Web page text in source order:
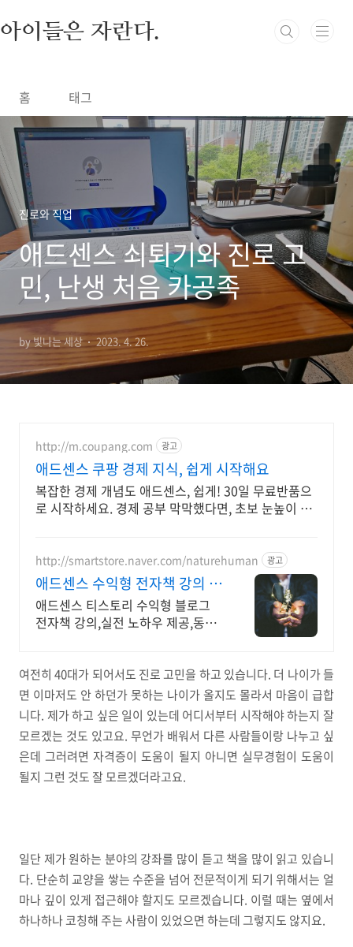
아이들은 자란다.
홈 태그
진로와 직업
애드센스 쇠퇴기와 진로 고
민, 난생 처음 카공족
by 빛나는 세상 2023. 4. 26.
http://m.coupang.com 광고
애드센스 쿠팡 경제 지식, 쉽게 시작해요
복잡한 경제 개념도 애드센스, 쉽게! 30일 무료반품으
로 시작하세요. 경제 공부 막막했다면, 초보 눈높이 책
http://smartstore.naver.com/naturehuman 광고
애드센스 수익형 전자책 강의 월
100만원 고정 수익발생!
애드센스 티스토리 수익형 블로그
전자책 강의,실전 노하우 제공,동영
로 초보자도 쉽게 배워요!
여전히 40대가 되어서도 진로 고민을 하고 있습니다. 더 나이가 들
면 이마저도 안 하던가 못하는 나이가 올지도 몰라서 마음이 급합
니다. 제가 하고 싶은 일이 있는데 어디서부터 시작해야 하는지 잘
모르겠는 것도 있고요. 무언가 배워서 다른 사람들이랑 나누고 싶
은데 그러려면 자격증이 도움이 될지 아니면 실무경험이 도움이
될지 그런 것도 잘 모르겠더라고요.
일단 제가 원하는 분야의 강좌를 많이 듣고 책을 많이 읽고 있습니
다. 단순히 교양을 쌓는 수준을 넘어 전문적이게 되기 위해서는 얼
마나 깊이 있게 접근해야 할지도 모르겠습니다. 이럴 때는 옆에서
하나하나 코칭해 주는 사람이 있었으면 하는데 그렇지도 않지요.